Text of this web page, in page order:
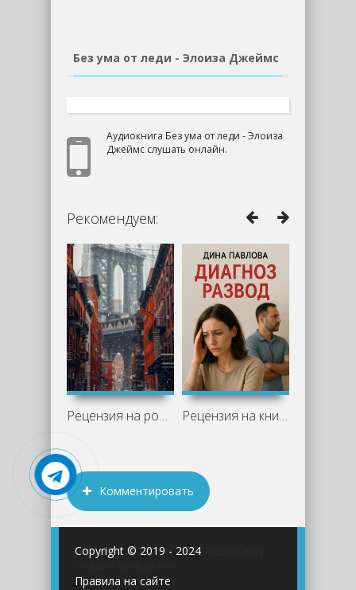
Без ума от леди - Элоиза Джеймс
Аудиокнига Без ума от леди - Элоиза
Джеймс слушать онлайн.
Рекомендуем:
Рецензия на роман «Две жизни Изабель» Рецензия на книгу "Диагноз развод" -
Комментировать
Copyright © 2019 - 2024
Правила на сайте